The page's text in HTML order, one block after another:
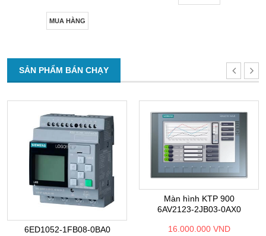
MUA HÀNG
SẢN PHẨM BÁN CHẠY
6ED1052-1FB08-0BA0
Màn hình KTP 900
6AV2123-2JB03-0AX0
16.000.000 VND